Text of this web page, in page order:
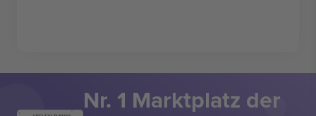
Nr. 1 Marktplatz der